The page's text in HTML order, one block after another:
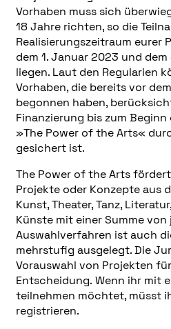
Vorhaben muss sich
18 Jahre richten, so die
Realisierungszeitraum eurer
dem 1. Januar 2023 und dem
liegen. Laut den Regularien
Vorhaben, die bereits vor
begonnen haben,
Finanzierung bis zum
»The Power of the Arts«
gesichert ist.
The Power of the Arts
Projekte oder Konzepte aus
Kunst, Theater, Tanz,
Künste mit einer Summe von
Auswahlverfahren ist auch
mehrstufig ausgelegt. Die
Vorauswahl von Projekten
Entscheidung. Wenn ihr mit
teilnehmen möchtet, müsst
registrieren.